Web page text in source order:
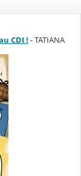
CDI ! - TATIANA